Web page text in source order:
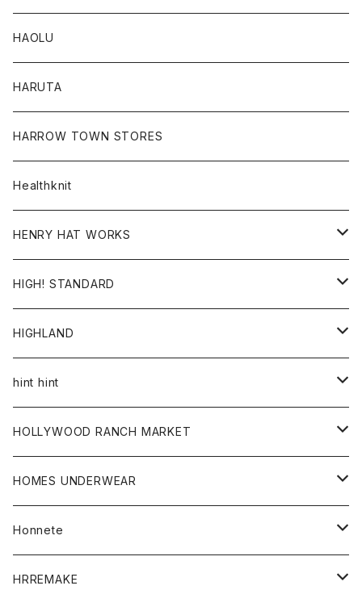
カーディガン
コート
トップス
シャツ
スウェット
レディース
カーディガン
コート
ボトム
パンツ
トップス
Tシャツ
ロンTEE
HAOLU
HARUTA
HARROW TOWN STORES
Healthknit
HENRY HAT WORKS
帽子
HIGH! STANDARD
アウター
ジャケット
トップス
シャツ
カーディガン
ボトム
グッズ
帽子
HIGHLAND
帽子
hint hint
ストール
HOLLYWOOD RANCH MARKET
アウター
カーディガン
コート
アクセサリー
ウォレット
キッズ
HOMES UNDERWEAR
アウター
カーディガン
キッズ
Honnete
ブラウス
HRREMAKE